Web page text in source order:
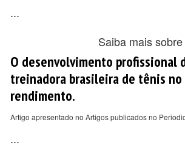
...
Saiba mais
O desenvolvimento profissional
treinadora brasileira de tênis
rendimento.
Artigo apresentado no Artigos publicados no
...